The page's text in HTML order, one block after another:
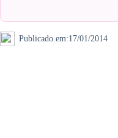
Publicado em:17/01/2014